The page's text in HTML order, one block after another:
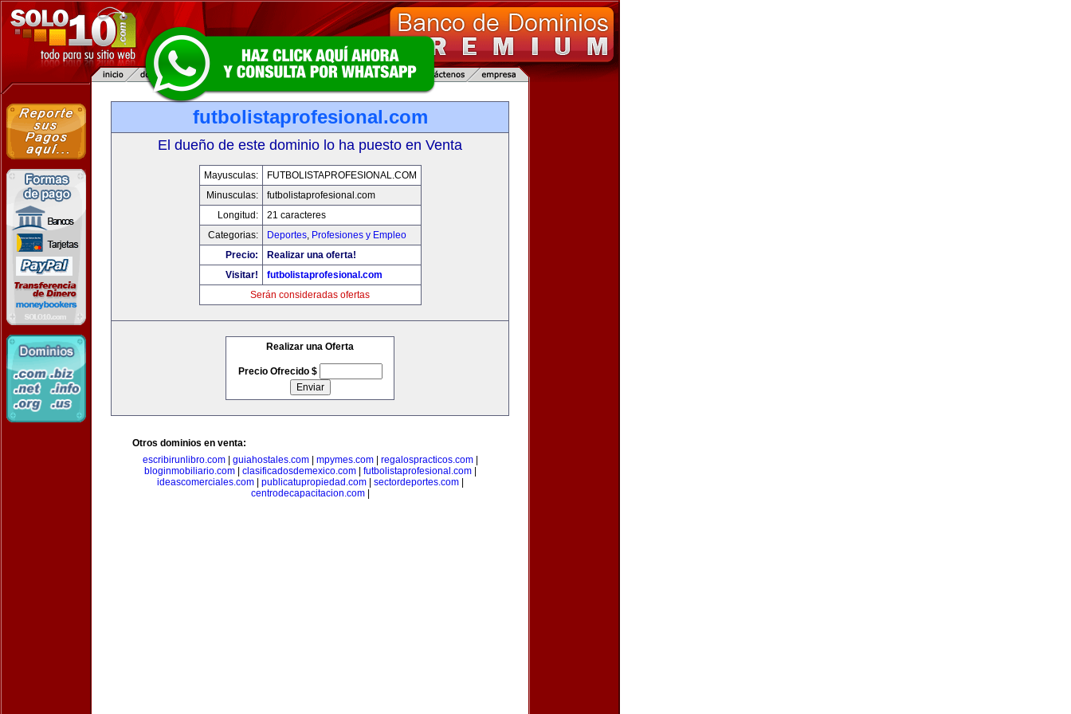
futbolistaprofesional.com
El dueño de este dominio lo ha puesto en Venta
Mayusculas:
FUTBOLISTAPROFESIONAL.COM
Minusculas:
futbolistaprofesional.com
Longitud:
21 caracteres
Categorias:
Deportes, Profesiones y Empleo
Precio:
Realizar una oferta!
Visitar!
futbolistaprofesional.com
Serán consideradas ofertas
Realizar una Oferta
Precio Ofrecido $
Otros dominios en venta:
escribirunlibro.com| guiahostales.com| mpymes.com| regalospracticos.com|
bloginmobiliario.com| clasificadosdemexico.com| futbolistaprofesional.com|
ideascomerciales.com| publicatupropiedad.com| sectordeportes.com|
centrodecapacitacion.com|